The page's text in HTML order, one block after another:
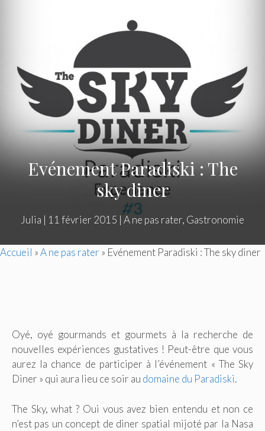
Evénement Paradiski : The
sky diner
Julia | 11 février 2015 | A ne pas rater, Gastronomie
Accueil »A ne pas rater » Evénement Paradiski : The sky diner
Oyé, oyé gourmands et gourmets à la recherche de
nouvelles expériences gustatives ! Peut-être que vous
aurez la chance de participer à l’événement « The Sky
Diner » qui aura lieu ce soir au domaine du Paradiski.
The Sky, what ? Oui vous avez bien entendu et non ce
n’est pas un concept de diner spatial mijoté par la Nasa